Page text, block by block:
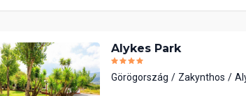
Alykes Park
Görögország Zakynthos